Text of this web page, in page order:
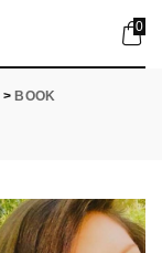
0
> BOOK